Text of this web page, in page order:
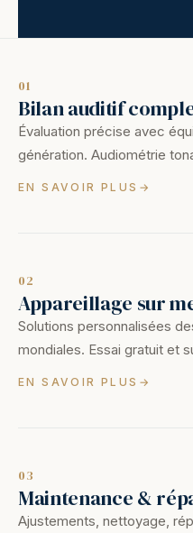
01
Bilan auditif
Évaluation précise avec
génération. Audiométrie
EN SAVOIR PLUS
02
Appareillage sur
Solutions personnalisées
mondiales. Essai gratuit et
EN SAVOIR PLUS
03
Maintenance &
Ajustements, nettoyage,